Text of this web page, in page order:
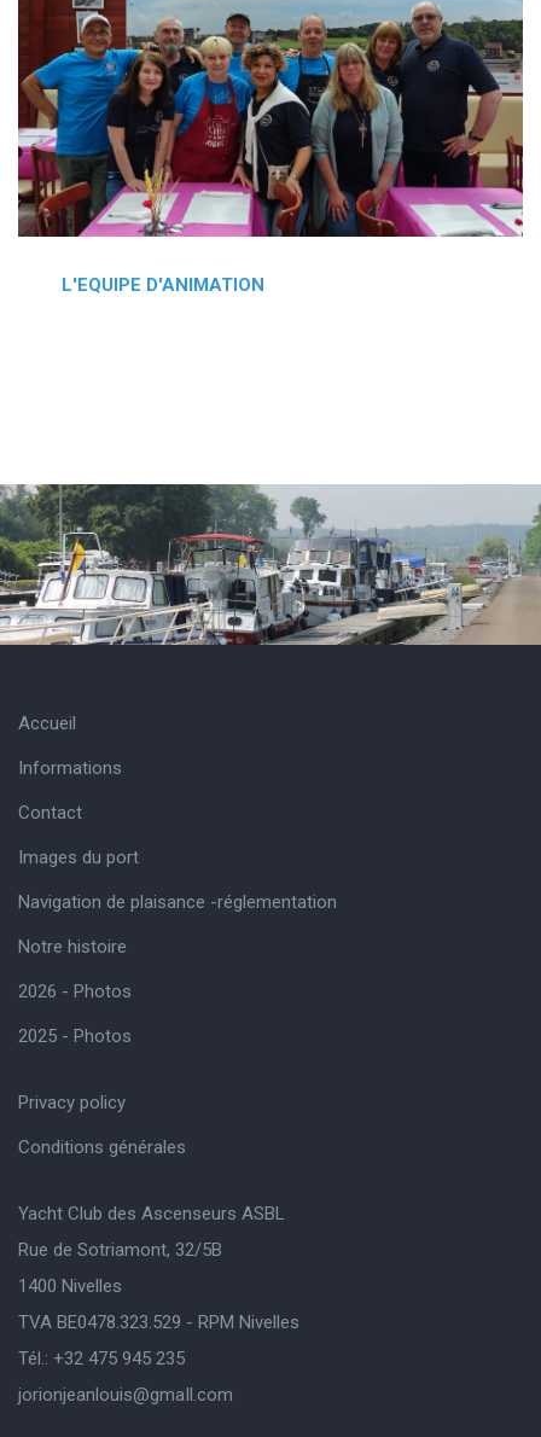
L'EQUIPE D'ANIMATION
Accueil
Informations
Contact
Images du port
Navigation de plaisance -réglementation
Notre histoire
2026 - Photos
2025 - Photos
Privacy policy
Conditions générales
Yacht Club des Ascenseurs ASBL
Rue de Sotriamont, 32/5B
1400 Nivelles
TVA BE0478.323.529 - RPM Nivelles
Tél.: +32 475 945 235
jorionjeanlouis@gmaIl.com